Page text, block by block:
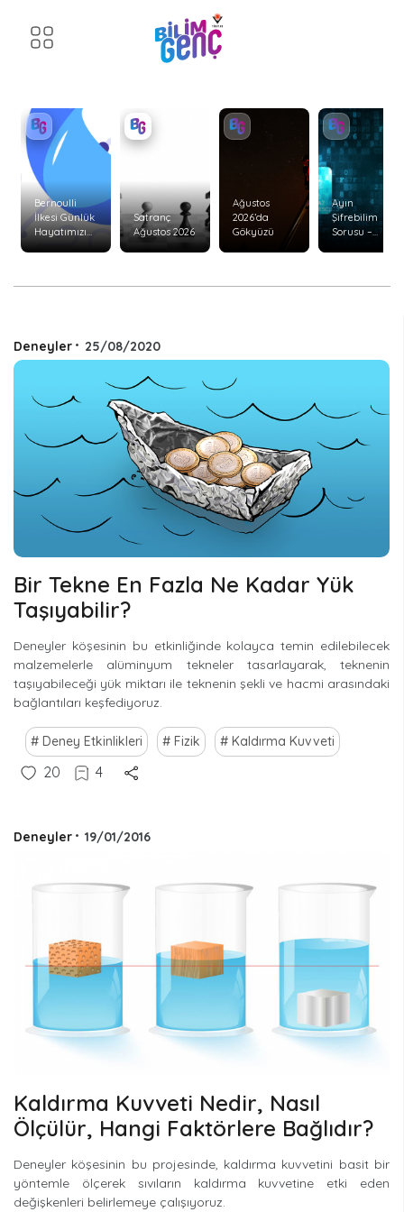
Bernoulli
İlkesi Günlük
Hayatımızı
Nasıl Etkiler?
Satranç
Ağustos 2026
Ağustos
2026’da
Gökyüzü
Ayın
Şifrebilim
Sorusu –
Deneyler • 25/08/2020
Bir Tekne En Fazla Ne Kadar Yük
Taşıyabilir?
Deneyler köşesinin bu etkinliğinde kolayca temin edilebilecek
malzemelerle alüminyum tekneler tasarlayarak, teknenin
taşıyabileceği yük miktarı ile teknenin şekli ve hacmi arasındaki
bağlantıları keşfediyoruz.
Deney Etkinlikleri Fizik Kaldırma Kuvveti
20 4
Deneyler • 19/01/2016
Kaldırma Kuvveti Nedir, Nasıl
Ölçülür, Hangi Faktörlere Bağlıdır?
Deneyler köşesinin bu projesinde, kaldırma kuvvetini basit bir
yöntemle ölçerek sıvıların kaldırma kuvvetine etki eden
değişkenleri belirlemeye çalışıyoruz.